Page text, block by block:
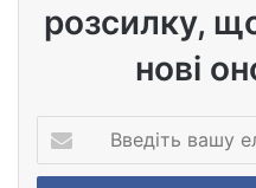
розсилку,
нові
е